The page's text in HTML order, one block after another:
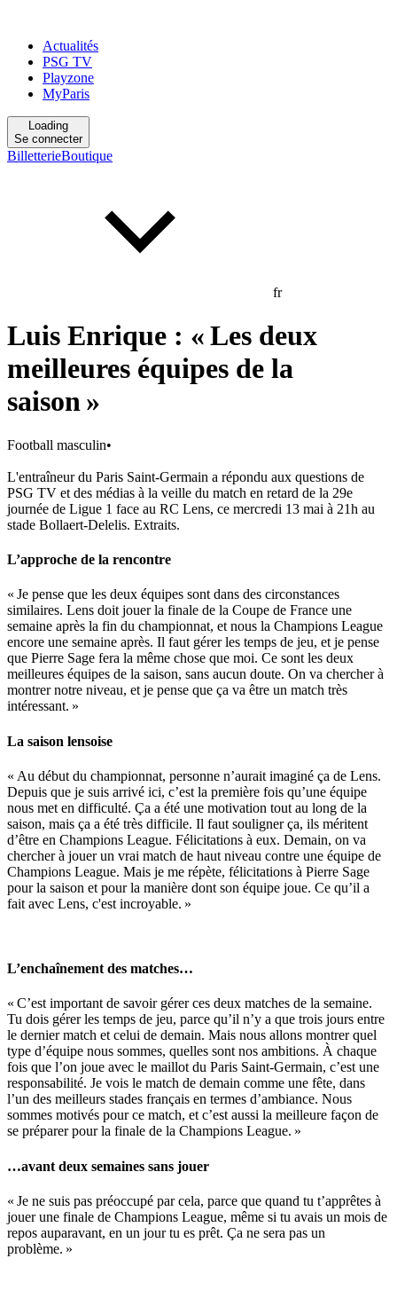
Actualités
PSG TV
Playzone
MyParis
Loading
Se connecter
BilletterieBoutique
fr
Luis Enrique : « Les deux
meilleures équipes de la
saison »
Football masculin•
L'entraîneur du Paris Saint-Germain a répondu aux questions de
PSG TV et des médias à la veille du match en retard de la 29e
journée de Ligue 1 face au RC Lens, ce mercredi 13 mai à 21h au
stade Bollaert-Delelis. Extraits.
L’approche de la rencontre
« Je pense que les deux équipes sont dans des circonstances
similaires. Lens doit jouer la finale de la Coupe de France une
semaine après la fin du championnat, et nous la Champions League
encore une semaine après. Il faut gérer les temps de jeu, et je pense
que Pierre Sage fera la même chose que moi. Ce sont les deux
meilleures équipes de la saison, sans aucun doute. On va chercher à
montrer notre niveau, et je pense que ça va être un match très
intéressant. »
La saison lensoise
« Au début du championnat, personne n’aurait imaginé ça de Lens.
Depuis que je suis arrivé ici, c’est la première fois qu’une équipe
nous met en difficulté. Ça a été une motivation tout au long de la
saison, mais ça a été très difficile. Il faut souligner ça, ils méritent
d’être en Champions League. Félicitations à eux. Demain, on va
chercher à jouer un vrai match de haut niveau contre une équipe de
Champions League. Mais je me répète, félicitations à Pierre Sage
pour la saison et pour la manière dont son équipe joue. Ce qu’il a
fait avec Lens, c'est incroyable. »
L’enchaînement des matches…
« C’est important de savoir gérer ces deux matches de la semaine.
Tu dois gérer les temps de jeu, parce qu’il n’y a que trois jours entre
le dernier match et celui de demain. Mais nous allons montrer quel
type d’équipe nous sommes, quelles sont nos ambitions. À chaque
fois que l’on joue avec le maillot du Paris Saint-Germain, c’est une
responsabilité. Je vois le match de demain comme une fête, dans
l’un des meilleurs stades français en termes d’ambiance. Nous
sommes motivés pour ce match, et c’est aussi la meilleure façon de
se préparer pour la finale de la Champions League. »
…avant deux semaines sans jouer
« Je ne suis pas préoccupé par cela, parce que quand tu t’apprêtes à
jouer une finale de Champions League, même si tu avais un mois de
repos auparavant, en un jour tu es prêt. Ça ne sera pas un
problème. »